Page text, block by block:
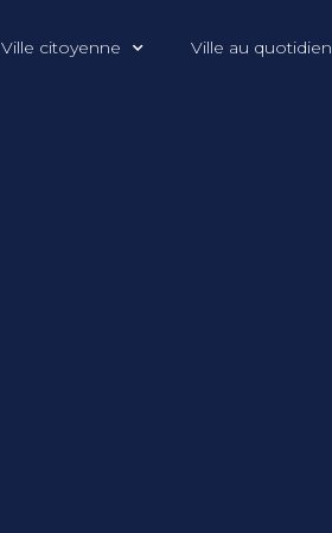
Ville citoyenne Ville au quotidien